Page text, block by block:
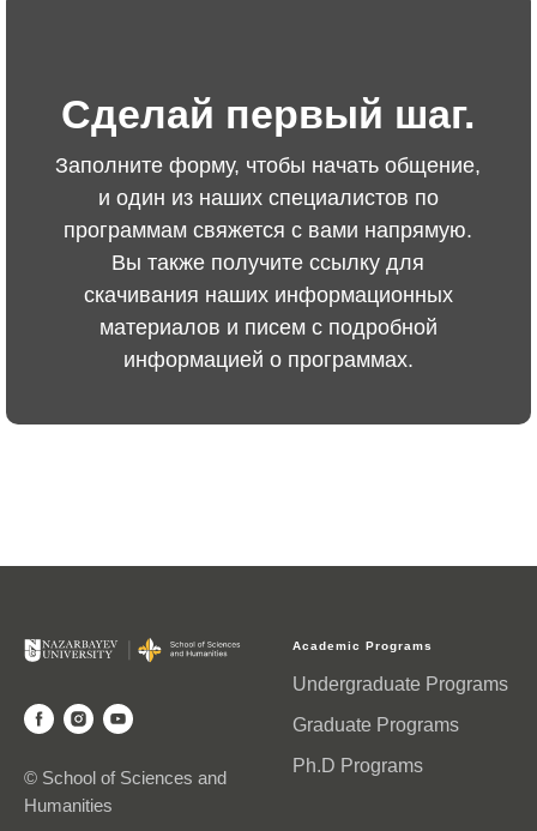
Сделай первый шаг.
Заполните форму, чтобы начать общение,
и один из наших специалистов по
программам свяжется с вами напрямую.
Вы также получите ссылку для
скачивания наших информационных
материалов и писем с подробной
информацией о программах.
© School of Sciences and
Humanities
Academic Programs
Undergraduate Programs
Graduate Programs
Ph.D Programs